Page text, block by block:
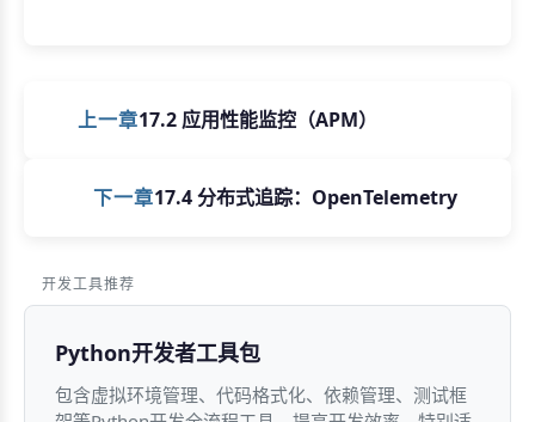
上一章17.2 应用性能监控（APM）
下一章17.4 分布式追踪：OpenTelemetry
开发工具推荐
Python开发者工具包
包含虚拟环境管理、代码格式化、依赖管理、测试框